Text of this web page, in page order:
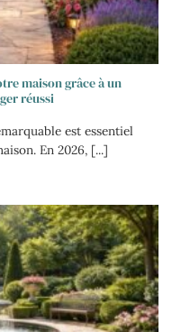
maison grâce à un
réussi
est essentiel
En 2026, [...]